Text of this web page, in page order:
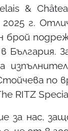
&
г.
брой
по
RITZ
за нас,